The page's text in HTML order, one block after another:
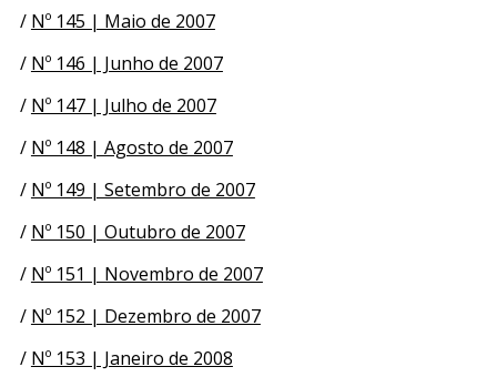
/ Nº 145 | Maio de 2007
/ Nº 146 | Junho de 2007
/ Nº 147 | Julho de 2007
/ Nº 148 | Agosto de 2007
/ Nº 149 | Setembro de 2007
/ Nº 150 | Outubro de 2007
/ Nº 151 | Novembro de 2007
/ Nº 152 | Dezembro de 2007
/ Nº 153 | Janeiro de 2008